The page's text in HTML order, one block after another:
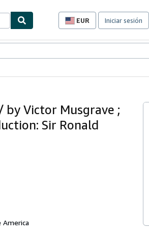
EUR
Preferencias
compra
sitio.
Iniciar sesión
Victor Musgrave ;
Sir Ronald
America